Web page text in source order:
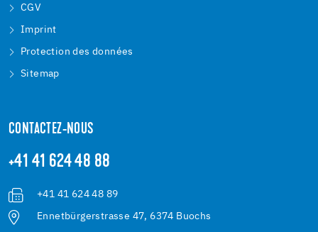
CGV
Imprint
Protection des données
Sitemap
CONTACTEZ-NOUS
+41 41 624 48 88
+41 41 624 48 89
Ennetbürgerstrasse 47, 6374 Buochs